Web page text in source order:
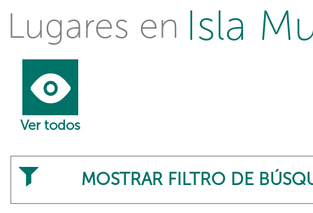
Lugares en Isla
Ver todos
MOSTRAR FILTRO DE